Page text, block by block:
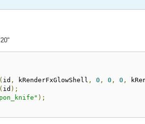
( id , kRenderFxGlowShell , 0 , 0 , 0 ,
( id );
);